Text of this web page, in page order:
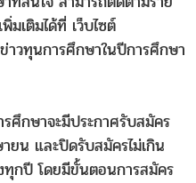
เติมได้ที่ เว็บไซต์
าวทุนการศึกษาในปีการศึกษา
ศึกษาจะมีประกาศรับสมัคร
ยน และปิดรับสมัครไม่เกิน
กปี โดยมีขั้นตอนการสมัคร